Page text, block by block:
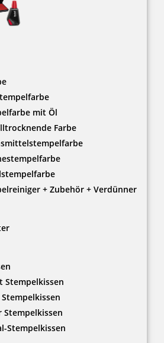
mit Öl
Farbe
+ Zubehör + Verdünner
Stempelkissen
Stempelkissen
Stempelkissen